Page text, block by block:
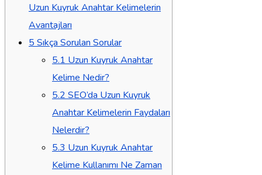
Uzun Kuyruk Anahtar Kelimelerin
Avantajları
5 Sıkça Sorulan Sorular
5.1 Uzun Kuyruk Anahtar
Kelime Nedir?
5.2 SEO’da Uzun Kuyruk
Anahtar Kelimelerin Faydaları
Nelerdir?
5.3 Uzun Kuyruk Anahtar
Kelime Kullanımı Ne Zaman